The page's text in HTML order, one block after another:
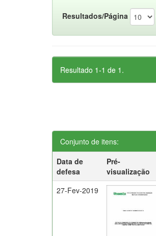
Resultados/Página
Resultado 1-1 de 1.
Conjunto de itens:
Data de
defesa
Pré-
visualização
27-Fev-2019